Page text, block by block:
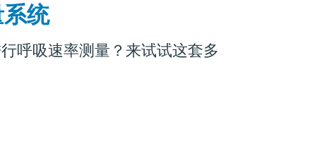
统
呼吸速率测量？来试试这套多